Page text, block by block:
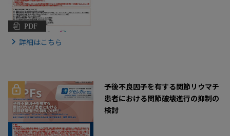
PDF
詳細はこちら
予後不良因子を有する関節リウマチ
患者における関節破壊進行の抑制の
検討